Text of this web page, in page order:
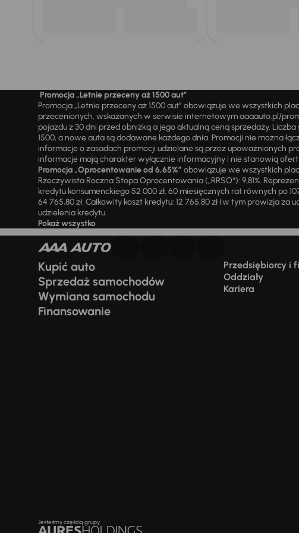
Promocja „Letnie przeceny aż 1500 aut”
Promocja „Letnie przeceny aż 1500 aut” obowiązuje we wszystkich
przecenionych, wskazanych w serwisie internetowym aaaauto.pl/
pojazdu z 30 dni przed obniżką a jego aktualną ceną sprzedaży.
1500, a nowe auta są dodawane każdego dnia. Promocji nie można
informacje o zasadach promocji udzielane są przez upoważnionych
informacje mają charakter wyłącznie informacyjny i nie stanowią
Promocja „Oprocentowanie od 6,65%” obowiązuje we wszystkich
Rzeczywista Roczna Stopa Oprocentowania („RRSO“): 9,81%.
kredytu konsumenckiego 52 000 zł, 60 miesięcznych rat równych po
64 765,80 zł. Całkowity koszt kredytu: 12 765,80 zł (w tym prowizja za
udzielenia kredytu.
Pokaż wszystko
Kupić auto
Sprzedaż samochodów
Wymiana samochodu
Finansowanie
Przedsiębiorcy i
Oddziały
Kariera
Jesteśmy częścią grupy